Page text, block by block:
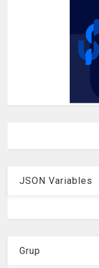
JSON Variables
Grup